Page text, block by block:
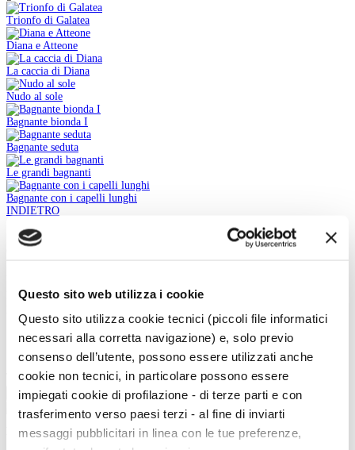
Questo sito web utilizza i cookie
Questo sito utilizza cookie tecnici (piccoli file informatici
necessari alla corretta navigazione) e, solo previo
consenso dell’utente, possono essere utilizzati anche
cookie non tecnici, in particolare possono essere
impiegati cookie di profilazione - di terze parti e con
trasferimento verso paesi terzi - al fine di inviarti
messaggi pubblicitari in linea con le tue preferenze,
Trionfo di Galatea
Diana e Atteone
La caccia di Diana
Nudo al sole
Bagnante bionda I
Bagnante seduta
Le grandi bagnanti
Bagnante con i capelli lunghi
INDIETRO
Cerca nell'iconografia
Keywords:
Body
Titolo
Tipo:
Cerca
La vita e le opere dei grandi artisti dal Duecento al Novecento.